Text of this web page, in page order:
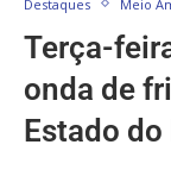
Destaques Meio
Terça-
onda de
Estado do